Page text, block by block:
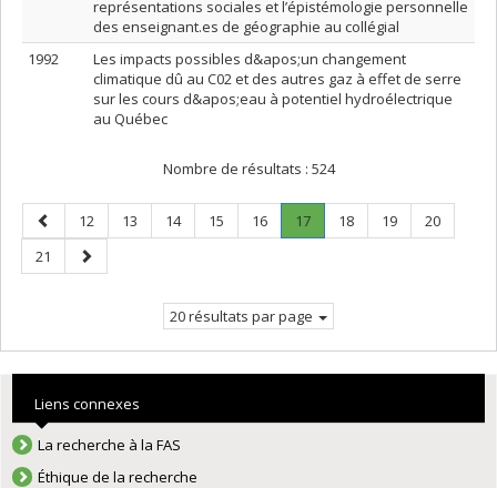
représentations sociales et l’épistémologie personnelle
des enseignant.es de géographie au collégial
1992
Les impacts possibles d&apos;un changement
climatique dû au C02 et des autres gaz à effet de serre
sur les cours d&apos;eau à potentiel hydroélectrique
au Québec
Nombre de résultats : 524
Page
précédente
Page
12 Page
13 Page
14 Page
15 Page
16 Page
17.
Page
Page
18 Page
19 Page
20
Page
21
Page
suivante
20 résultats par page
Liens connexes
La recherche à la FAS
Éthique de la recherche